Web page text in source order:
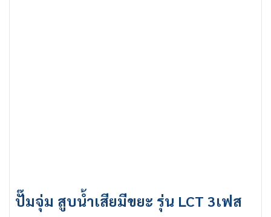
ปั๊มจุ่ม สูบน้ำเสียมีขยะ รุ่น LCT 3เฟส